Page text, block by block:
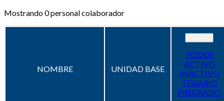
Mostrando0personal colaborador
NOMBRE UNIDAD BASE
TODOS
ACTIVO
INACTIVO
TESIARIO
PREGRADO